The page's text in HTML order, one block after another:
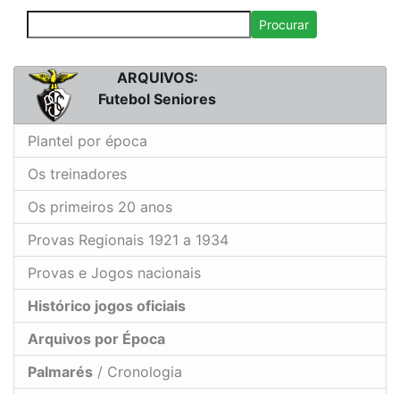
Procurar
ARQUIVOS:
Futebol Seniores
Plantel por época
Os treinadores
Os primeiros 20 anos
Provas Regionais 1921 a 1934
Provas e Jogos nacionais
Histórico jogos oficiais
Arquivos por Época
Palmarés / Cronologia